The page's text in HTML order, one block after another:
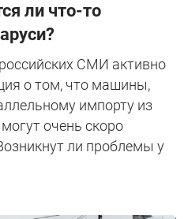
ли что-то
СМИ активно
о том, что машины,
импорту из
очень скоро
ли проблемы у